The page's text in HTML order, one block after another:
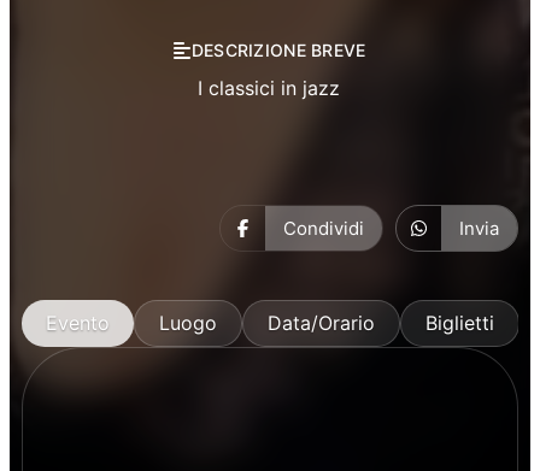
DESCRIZIONE BREVE
I classici in jazz
Condividi Invia
Evento Luogo Data/Orario Biglietti